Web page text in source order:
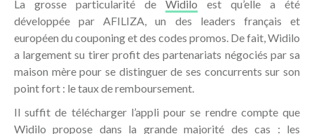
La grosse particularité de Widilo est qu’elle a été
développée par AFILIZA, un des leaders français et
européen du couponing et des codes promos. De fait, Widilo
a largement su tirer profit des partenariats négociés par sa
maison mère pour se distinguer de ses concurrents sur son
point fort : le taux de remboursement.
Il suffit de télécharger l’appli pour se rendre compte que
Widilo propose dans la grande majorité des cas : les